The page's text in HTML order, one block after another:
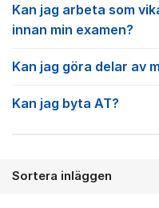
Kan jag arbeta som
innan min examen?
Kan jag göra delar av
Kan jag byta AT?
Sortera inläggen